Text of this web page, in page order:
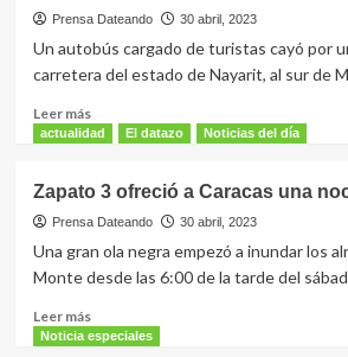
Prensa Dateando 30 abril, 2023
Un autobús cargado de turistas cayó por
carretera del estado de Nayarit, al sur de
Leer másLeer
más
cae
por
un
barranco
México
y
actualidad El datazo Noticias del día
Zapato 3 ofreció a Caracas una
Prensa Dateando 30 abril, 2023
Una gran ola negra empezó a inundar los
Monte desde las 6:00 de la tarde del
Leer másLeer
más
Noticia especiales